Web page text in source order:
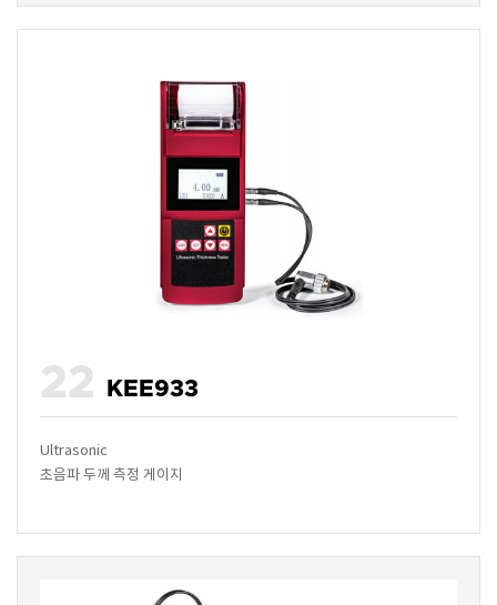
22 KEE933
Ultrasonic
초음파 두께 측정 게이지